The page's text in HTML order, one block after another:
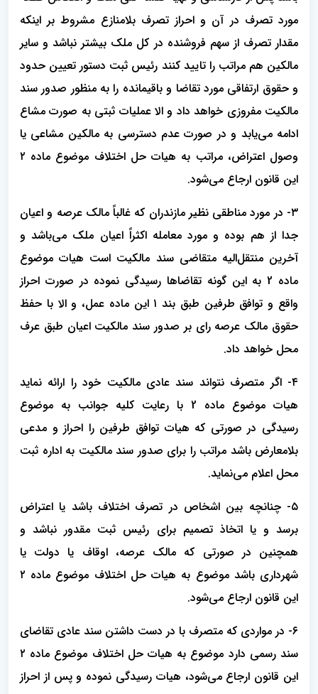
مورد تصرف در آن و احراز تصرف بلامنازع مشروط بر اینکه
مقدار تصرف از سهم فروشنده در کل ملک بیشتر نباشد و سایر
مالکین هم مراتب را تایید کنند رئیس ثبت دستور تعیین حدود
و حقوق ارتفاقی مورد تقاضا و باقیمانده را به منظور صدور سند
مالکیت مفروزی خواهد داد و الا عملیات ثبتی به صورت مشاع
ادامه می‌یابد و در صورت عدم دسترسی به مالکین مشاعی یا
وصول اعتراض، مراتب به هیات حل اختلاف موضوع ماده ۲
این قانون ارجاع می‌شود.
۳- در مورد مناطقی نظیر مازندران که غالباً مالک عرصه و اعیان
جدا از هم بوده و مورد معامله اکثراً اعیان ملک می‌باشد و
آخرین منتقل‌الیه متقاضی سند مالکیت است هیات موضوع
ماده 2 به این گونه تقاضاها رسیدگی نموده در صورت احراز
واقع و توافق طرفین طبق بند ۱ این ماده عمل، و الا با حفظ
حقوق مالک عرصه رای بر صدور سند مالکیت اعیان طبق عرف
محل خواهد داد.
۴- اگر متصرف نتواند سند عادی مالکیت خود را ارائه نماید
هیات موضوع ماده 2 با رعایت کلیه جوانب به موضوع
رسیدگی در صورتی که هیات توافق طرفین را احراز و مدعی
بلامعارض باشد مراتب را برای صدور سند مالکیت به اداره ثبت
محل اعلام می‌نماید.
۵- چنانچه بین اشخاص در تصرف اختلاف باشد یا اعتراض
برسد و یا اتخاذ تصمیم برای رئیس ثبت مقدور نباشد و
همچنین در صورتی که مالک عرصه، اوقاف یا دولت یا
شهرداری باشد موضوع به هیات حل اختلاف موضوع ماده ۲
این قانون ارجاع می‌شود.
۶- در مواردی که متصرف با در دست داشتن سند عادی تقاضای
سند رسمی دارد موضوع به هیات حل اختلاف موضوع ماده ۲
این قانون ارجاع می‌شود، هیات رسیدگی نموده و پس از احراز